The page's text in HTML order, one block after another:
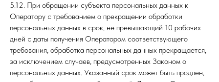
5.12. При обращении субъекта персональных данных к
Оператору с требованием о прекращении обработки
персональных данных в срок, не превышающий 10 рабочих
дней с даты получения Оператором соответствующего
требования, обработка персональных данных прекращается,
за исключением случаев, предусмотренных Законом о
персональных данных. Указанный срок может быть продлен,